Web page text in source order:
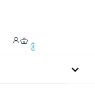
0
